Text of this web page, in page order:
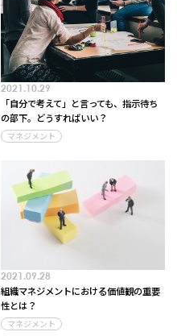
2021.10.29
「自分で考えて」と言っても、指示待ち
の部下。どうすればいい？
マネジメント
2021.09.28
組織マネジメントにおける価値観の重要
性とは？
マネジメント